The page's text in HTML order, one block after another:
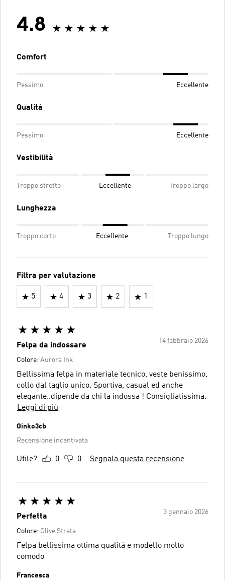
4.8
Comfort
Pessimo Eccellente
Qualità
Pessimo Eccellente
Vestibilità
Troppo stretto Eccellente Troppo largo
Lunghezza
Troppo corto Eccellente Troppo lungo
Filtra per valutazione
5 4 3 2 1
14 febbraio 2026
Felpa da indossare
Colore: Aurora Ink
Bellissima felpa in materiale tecnico, veste benissimo,
collo dal taglio unico. Sportiva, casual ed anche
elegante..dipende da chi la indossa ! Consigliatissima.
Leggi di più
Ginko3cb
Recensione incentivata
Utile? 0 0 Segnala questa recensione
3 gennaio 2026
Perfetta
Colore: Olive Strata
Felpa bellissima ottima qualità e modello molto
comodo
Francesca